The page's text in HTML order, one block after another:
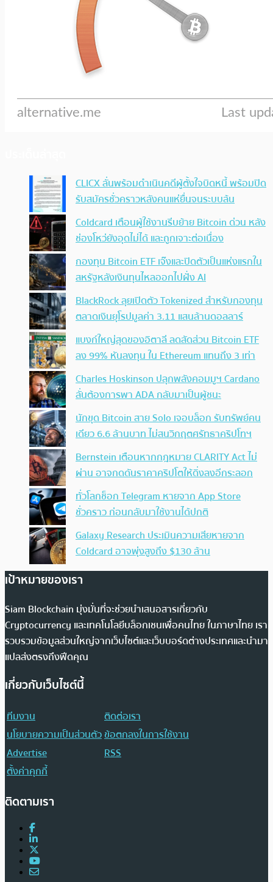
CLICX ลั่นพร้อมดำเนินคดีผู้ตั้งใจบิดหนี้ พร้อมปิด
รับสมัครชั่วคราวหลังคนแห่ยื่นจนระบบล้น
Coldcard เตือนผู้ใช้งานรีบย้าย Bitcoin ด่วน หลัง
ช่องโหว่ยังอุดไม่ได้ และถูกเจาะต่อเนื่อง
กองทุน Bitcoin ETF เจ๊งและปิดตัวเป็นแห่งแรกใน
สหรัฐหลังเงินทุนไหลออกไปฝั่ง AI
BlackRock ลุยเปิดตัว Tokenized สำหรับกองทุน
ตลาดเงินยุโรปมูลค่า 3.11 แสนล้านดอลลาร์
แบงก์ใหญ่สุดของอิตาลี ลดสัดส่วน Bitcoin ETF
ลง 99% หันลงทุน ใน Ethereum แทนถึง 3 เท่า
Charles Hoskinson ปลุกพลังคอมมูฯ Cardano
ลั่นต้องการพา ADA กลับมาเป็นผู้ชนะ
นักขุด Bitcoin สาย Solo เจอบล็อก รับทรัพย์คน
เดียว 6.6 ล้านบาท ไม่สนวิกฤตศรัทธาคริปโทฯ
Bernstein เตือนหากกฎหมาย CLARITY Act ไม่
ผ่าน อาจกดดันราคาคริปโตให้ดิ่งลงอีกระลอก
ทั่วโลกช็อก Telegram หายจาก App Store
ชั่วคราว ก่อนกลับมาใช้งานได้ปกติ
Galaxy Research ประเมินความเสียหายจาก
Coldcard อาจพุ่งสูงถึง $130 ล้าน
เป้าหมายของเรา
Siam Blockchain มุ่งมั่นที่จะช่วยนำเสนอสารเกี่ยวกับ
Cryptocurrency และเทคโนโลยีบล็อกเชนเพื่อคนไทย ในภาษาไทย เรา
รวบรวมข้อมูลส่วนใหญ่จากเว็บไซต์และเว็บบอร์ดต่างประเทศและนำมา
แปลส่งตรงถึงฟีดคุณ
เกี่ยวกับเว็บไซต์นี้
ทีมงาน
ติดต่อเรา
นโยบายความเป็นส่วนตัวข้อตกลงในการใช้งาน
Advertise
RSS
ตั้งค่าคุกกี้
ติดตามเรา